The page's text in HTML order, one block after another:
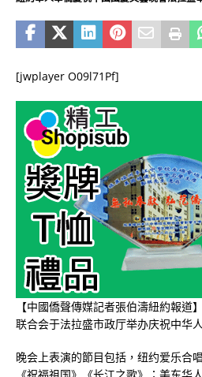
[jwplayer O09l71Pf]
【中國僑聲傳媒記者張伯濤紐約報道
联合会于法拉盛市政厅举办庆祝中华
晚会上表演的節目包括，纽约爱乐合